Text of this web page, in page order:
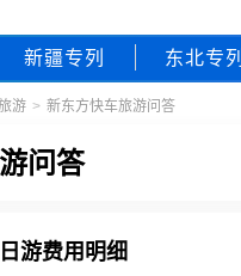
新疆专列 东北专列
游 > 新东方快车旅游问答
问答
游费用明细